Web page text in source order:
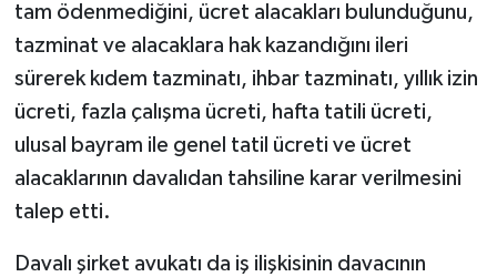
tam ödenmediğini, ücret alacakları bulunduğunu,
tazminat ve alacaklara hak kazandığını ileri
sürerek kıdem tazminatı, ihbar tazminatı, yıllık izin
ücreti, fazla çalışma ücreti, hafta tatili ücreti,
ulusal bayram ile genel tatil ücreti ve ücret
alacaklarının davalıdan tahsiline karar verilmesini
talep etti.
Davalı şirket avukatı da iş ilişkisinin davacının